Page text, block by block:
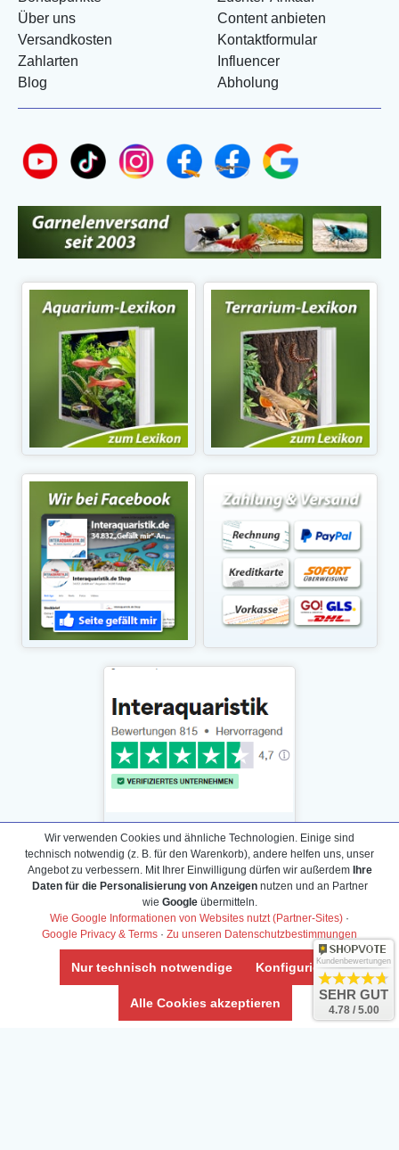
Über uns
Versandkosten
Zahlarten
Blog
Content anbieten
Kontaktformular
Influencer
Abholung
Daten­schutz­erklärung
Widerrufs­recht /Widerrufs­formular
AGB & Info
Impressum
Umwelt und Entsorgung
Vertrag widerrufen
Wir verwenden Cookies und ähnliche Technologien. Einige sind
technisch notwendig (z. B. für den Warenkorb), andere helfen uns, unser
Angebot zu verbessern. Mit Ihrer Einwilligung dürfen wir außerdem Ihre
Daten für die Personalisierung von Anzeigennutzen und an Partner
wie Googleübermitteln.
Wie Google Informationen von Websites nutzt (Partner-Sites) ·
Google Privacy & Terms · Zu unseren Datenschutzbestimmungen
Nur technisch notwendige Konfigurieren
Alle Cookies akzeptieren
Kundenbewertungen
SEHR GUT
4.78 / 5.00